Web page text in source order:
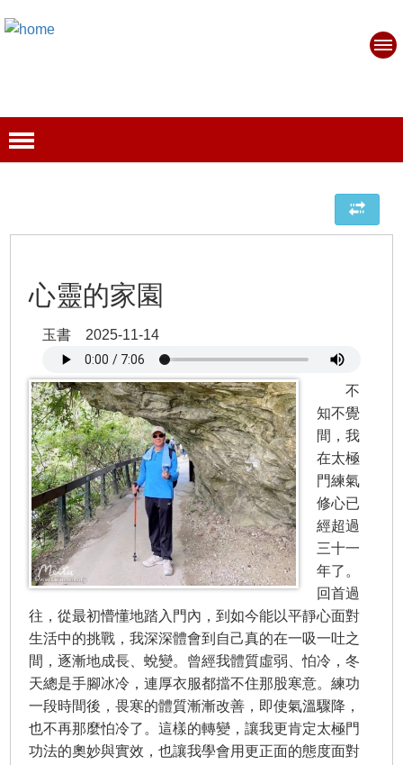
心靈的家園
玉書 2025-11-14
不
知不覺
間，我
在太極
門練氣
修心已
經超過
三十一
年了。
回首過
往，從最初懵懂地踏入門內，到如今能以平靜心面對
生活中的挑戰，我深深體會到自己真的在一吸一吐之
間，逐漸地成長、蛻變。曾經我體質虛弱、怕冷，冬
天總是手腳冰冷，連厚衣服都擋不住那股寒意。練功
一段時間後，畏寒的體質漸漸改善，即使氣溫驟降，
也不再那麼怕冷了。這樣的轉變，讓我更肯定太極門
功法的奧妙與實效，也讓我學會用更正面的態度面對